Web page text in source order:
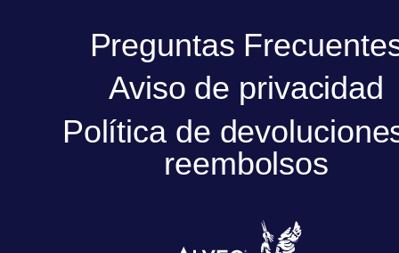
Preguntas
Aviso de privacidad
Política de
reembolsos